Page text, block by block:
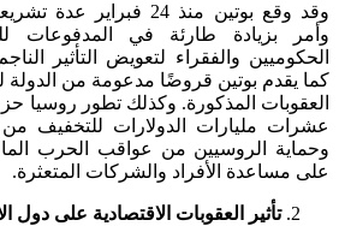
وقد وقع بوتين منذ 24
وأمر بزيادة طارئة في المدفوعات
الحكوميين والفقراء لتعويض التأثير
كما يقدم بوتين قروضًا مدعومة من
العقوبات المذكورة. وكذلك تطور روسيا
عشرات مليارات الدولارات للتخفيف من
وحماية الروسيين من عواقب الحرب
على مساعدة الأفراد والشركات المتعثرة.
تأثير العقوبات الاقتصادية على دول